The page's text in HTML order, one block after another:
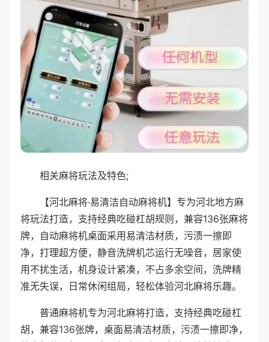
相关麻将玩法及特色;
【河北麻将·易清洁自动麻将机】专为河北地方麻
将玩法打造，支持经典吃碰杠胡规则，兼容136张麻将
牌，自动麻将机桌面采用易清洁材质，污渍一擦即
净，打理超方便，静音洗牌机芯运行无噪音，居家使
用不扰生活，机身设计紧凑，不占多余空间，洗牌精
准无失误，日常休闲组局，轻松体验河北麻将乐趣。
普通麻将机专为河北麻将打造，支持经典吃碰杠
胡，兼容136张牌，桌面易清洁材质，污渍一擦即净，